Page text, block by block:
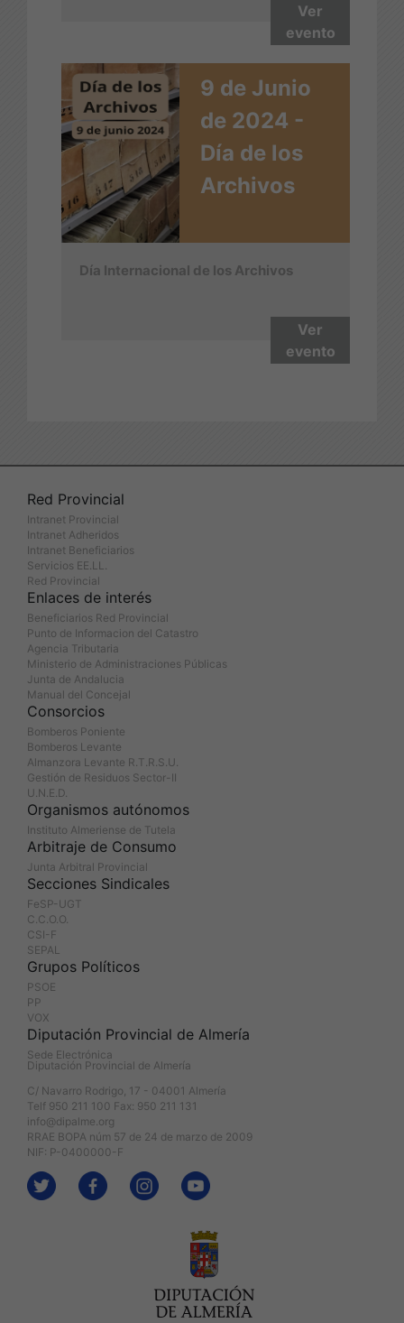
Ver
evento
9 de Junio
de 2024 -
Día de los
Archivos
Día Internacional de los Archivos
Ver
evento
Red Provincial
Intranet Provincial
Intranet Adheridos
Intranet Beneficiarios
Servicios EE.LL.
Red Provincial
Enlaces de interés
Beneficiarios Red Provincial
Punto de Informacion del Catastro
Agencia Tributaria
Ministerio de Administraciones Públicas
Junta de Andalucia
Manual del Concejal
Consorcios
Bomberos Poniente
Bomberos Levante
Almanzora Levante R.T.R.S.U.
Gestión de Residuos Sector-II
U.N.E.D.
Organismos autónomos
Instituto Almeriense de Tutela
Arbitraje de Consumo
Junta Arbitral Provincial
Secciones Sindicales
FeSP-UGT
C.C.O.O.
CSI-F
SEPAL
Grupos Políticos
PSOE
PP
VOX
Diputación Provincial de Almería
Sede Electrónica
Diputación Provincial de Almería
C/ Navarro Rodrigo, 17 - 04001 Almería
Telf 950 211 100 Fax: 950 211 131
info@dipalme.org
RRAE BOPA núm 57 de 24 de marzo de 2009
NIF: P-0400000-F